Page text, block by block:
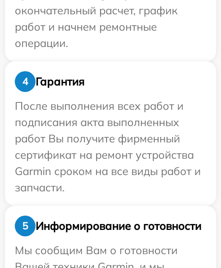
окончательный расчет, график
работ и начнем ремонтные
операции.
4
Гарантия
После выполнения всех работ и
подписания акта выполненных
работ Вы получите фирменный
сертификат на ремонт устройства
Garmin сроком на все виды работ и
запчасти.
5
Информирование о готовности
Мы сообщим Вам о готовности